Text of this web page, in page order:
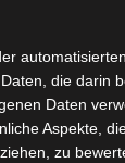
Unfall auf
Umbau in
die darin
Daten
Aspekte,
zu